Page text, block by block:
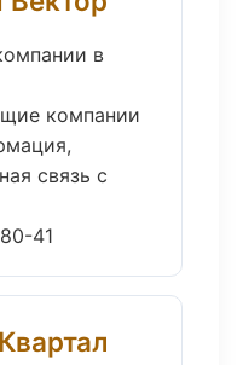
в
компании
связь с
41